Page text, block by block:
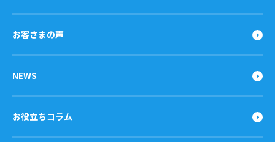
お客さまの声
NEWS
お役立ちコラム